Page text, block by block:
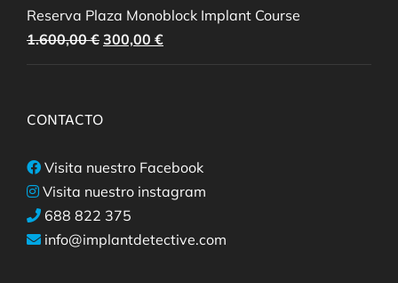
Reserva Plaza Monoblock Implant Course
1.600,00€ El
precio
300,00 €
precio
CONTACTO
Visita nuestro Facebook
Visita nuestro instagram
688 822 375
info@implantdetective.com